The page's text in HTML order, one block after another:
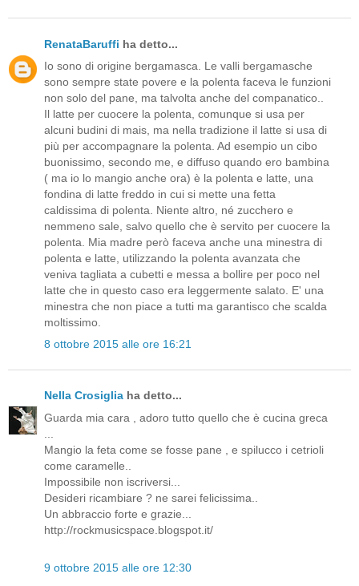
RenataBaruffi ha detto...
Io sono di origine bergamasca. Le valli bergamasche
sono sempre state povere e la polenta faceva le funzioni
non solo del pane, ma talvolta anche del companatico..
Il latte per cuocere la polenta, comunque si usa per
alcuni budini di mais, ma nella tradizione il latte si usa di
più per accompagnare la polenta. Ad esempio un cibo
buonissimo, secondo me, e diffuso quando ero bambina
( ma io lo mangio anche ora) è la polenta e latte, una
fondina di latte freddo in cui si mette una fetta
caldissima di polenta. Niente altro, né zucchero e
nemmeno sale, salvo quello che è servito per cuocere la
polenta. Mia madre però faceva anche una minestra di
polenta e latte, utilizzando la polenta avanzata che
veniva tagliata a cubetti e messa a bollire per poco nel
latte che in questo caso era leggermente salato. E' una
minestra che non piace a tutti ma garantisco che scalda
moltissimo.
8 ottobre 2015 alle ore 16:21
Nella Crosiglia ha detto...
Guarda mia cara , adoro tutto quello che è cucina greca
Mangio la feta come se fosse pane , e spilucco i cetrioli
come caramelle..
Impossibile non iscriversi...
Desideri ricambiare ? ne sarei felicissima..
Un abbraccio forte e grazie...
http://rockmusicspace.blogspot.it/
9 ottobre 2015 alle ore 12:30